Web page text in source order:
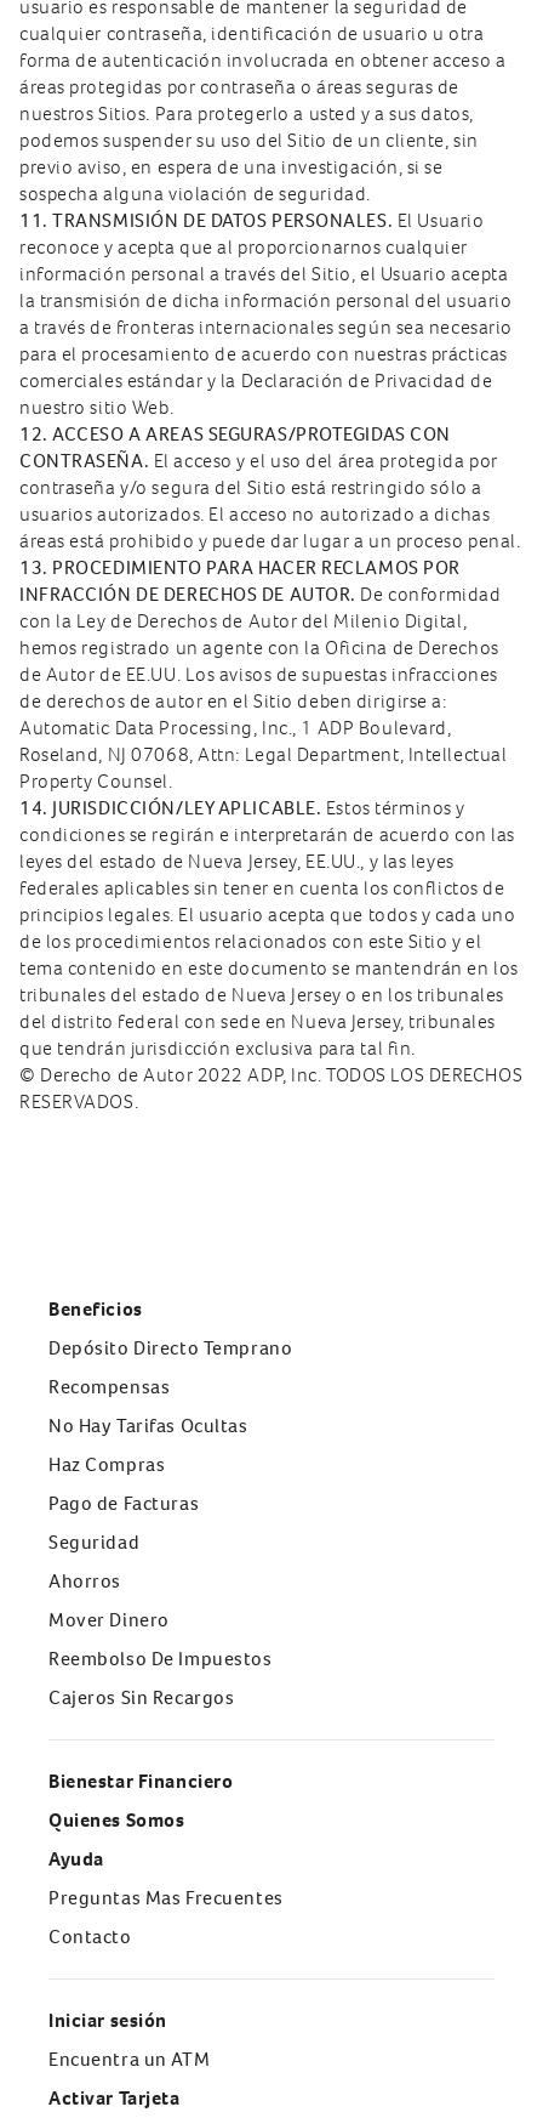
usuario es responsable de mantener la seguridad de
cualquier contraseña, identificación de usuario u otra
forma de autenticación involucrada en obtener acceso a
áreas protegidas por contraseña o áreas seguras de
nuestros Sitios. Para protegerlo a usted y a sus datos,
podemos suspender su uso del Sitio de un cliente, sin
previo aviso, en espera de una investigación, si se
sospecha alguna violación de seguridad.
11. TRANSMISIÓN DE DATOS PERSONALES. El Usuario
reconoce y acepta que al proporcionarnos cualquier
información personal a través del Sitio, el Usuario acepta
la transmisión de dicha información personal del usuario
a través de fronteras internacionales según sea necesario
para el procesamiento de acuerdo con nuestras prácticas
comerciales estándar y la Declaración de Privacidad de
nuestro sitio Web.
12. ACCESO A AREAS SEGURAS/PROTEGIDAS CON
CONTRASEÑA. El acceso y el uso del área protegida por
contraseña y/o segura del Sitio está restringido sólo a
usuarios autorizados. El acceso no autorizado a dichas
áreas está prohibido y puede dar lugar a un proceso penal.
13. PROCEDIMIENTO PARA HACER RECLAMOS POR
INFRACCIÓN DE DERECHOS DE AUTOR. De conformidad
con la Ley de Derechos de Autor del Milenio Digital,
hemos registrado un agente con la Oficina de Derechos
de Autor de EE.UU. Los avisos de supuestas infracciones
de derechos de autor en el Sitio deben dirigirse a:
Automatic Data Processing, Inc., 1 ADP Boulevard,
Roseland, NJ 07068, Attn: Legal Department, Intellectual
Property Counsel.
14. JURISDICCIÓN/LEY APLICABLE. Estos términos y
condiciones se regirán e interpretarán de acuerdo con las
leyes del estado de Nueva Jersey, EE.UU., y las leyes
federales aplicables sin tener en cuenta los conflictos de
principios legales. El usuario acepta que todos y cada uno
de los procedimientos relacionados con este Sitio y el
tema contenido en este documento se mantendrán en los
tribunales del estado de Nueva Jersey o en los tribunales
del distrito federal con sede en Nueva Jersey, tribunales
que tendrán jurisdicción exclusiva para tal fin.
© Derecho de Autor 2022 ADP, Inc. TODOS LOS DERECHOS
RESERVADOS.
Beneficios
Depósito Directo Temprano
Recompensas
No Hay Tarifas Ocultas
Haz Compras
Pago de Facturas
Seguridad
Ahorros
Mover Dinero
Reembolso De Impuestos
Cajeros Sin Recargos
Bienestar Financiero
Quienes Somos
Ayuda
Preguntas Mas Frecuentes
Contacto
Iniciar sesión
Encuentra un ATM
Activar Tarjeta